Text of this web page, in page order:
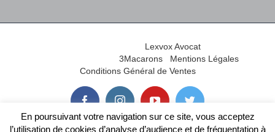
Lexvox Avocat
3Macarons Mentions Légales
Conditions Général de Ventes
facebookinstagramyoutubetwitter
En poursuivant votre navigation sur ce site, vous acceptez
l’utilisation de cookies d’analyse d’audience et de fréquentation à